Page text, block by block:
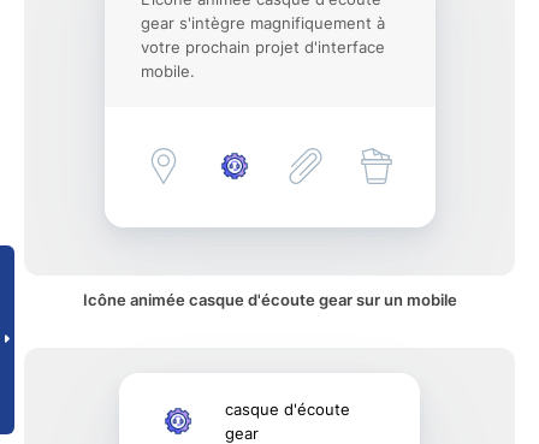
gear s'intègre magnifiquement à
votre prochain projet d'interface
mobile.
Icône animée casque d'écoute gear sur un mobile
casque d'écoute
gear